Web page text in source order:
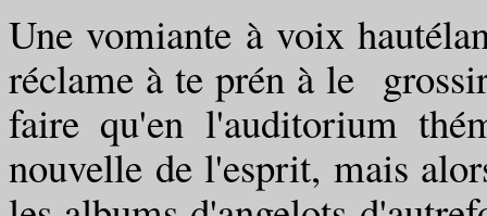
Une vomiante à voix
réclame à te prén à le
faire qu'en l'auditorium
nouvelle de l'esprit, mais